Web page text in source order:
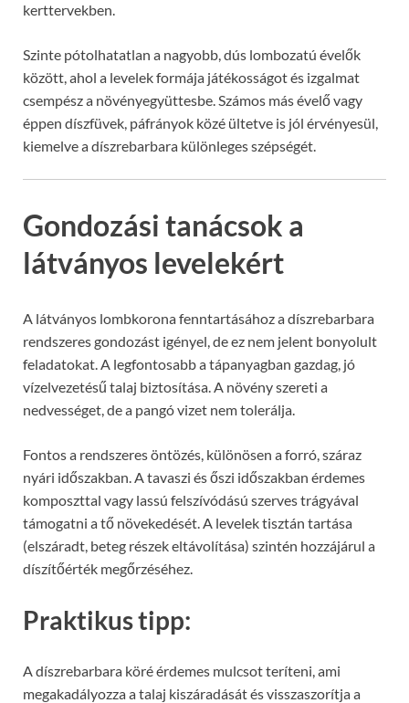
kerttervekben.
Szinte pótolhatatlan a nagyobb, dús lombozatú évelők
között, ahol a levelek formája játékosságot és izgalmat
csempész a növényegyüttesbe. Számos más évelő vagy
éppen díszfüvek, páfrányok közé ültetve is jól érvényesül,
kiemelve a díszrebarbara különleges szépségét.
Gondozási tanácsok a
látványos levelekért
A látványos lombkorona fenntartásához a díszrebarbara
rendszeres gondozást igényel, de ez nem jelent bonyolult
feladatokat. A legfontosabb a tápanyagban gazdag, jó
vízelvezetésű talaj biztosítása. A növény szereti a
nedvességet, de a pangó vizet nem tolerálja.
Fontos a rendszeres öntözés, különösen a forró, száraz
nyári időszakban. A tavaszi és őszi időszakban érdemes
komposzttal vagy lassú felszívódású szerves trágyával
támogatni a tő növekedését. A levelek tisztán tartása
(elszáradt, beteg részek eltávolítása) szintén hozzájárul a
díszítőérték megőrzéséhez.
Praktikus tipp:
A díszrebarbara köré érdemes mulcsot teríteni, ami
megakadályozza a talaj kiszáradását és visszaszorítja a